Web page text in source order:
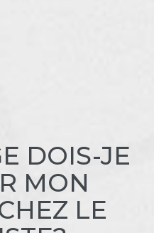
DOIS-JE
MON
LE